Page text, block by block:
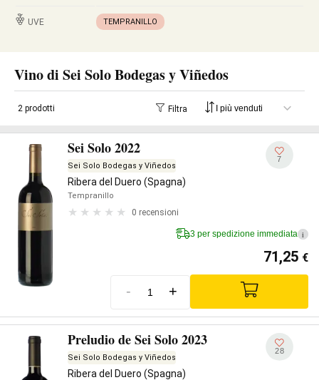
UVE TEMPRANILLO
Vino di Sei Solo Bodegas y Viñedos
2 prodotti Filtra
Sei Solo 2022
Sei Solo Bodegas y Viñedos
Ribera del Duero (Spagna)
Tempranillo
0 recensioni
7
3 per spedizione immediata i
71,25 €
- +
Preludio de Sei Solo 2023
Sei Solo Bodegas y Viñedos
Ribera del Duero (Spagna)
28